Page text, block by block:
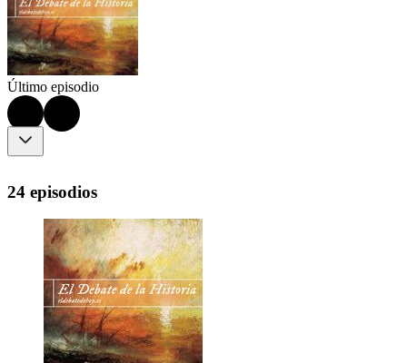
Último episodio
24 episodios